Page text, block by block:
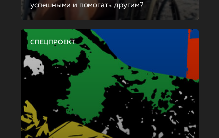
успешными и помогать другим?
СПЕЦПРОЕКТ